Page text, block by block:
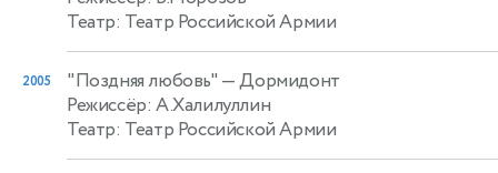
Театр: Театр Российской Армии
2005 "Поздняя любовь" — Дормидонт
Режиссёр: А.Халилуллин
Театр: Театр Российской Армии